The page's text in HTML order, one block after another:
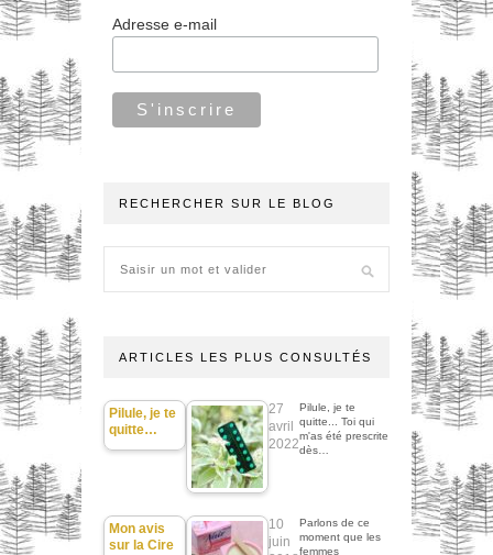
Adresse e-mail
RECHERCHER SUR LE BLOG
ARTICLES LES PLUS CONSULTÉS
Pilule, je te
quitte…
27
avril
2022
Pilule, je te
quitte... Toi qui
m'as été prescrite
dès…
Mon avis
sur la Cire
10
juin
Parlons de ce
moment que les
femmes